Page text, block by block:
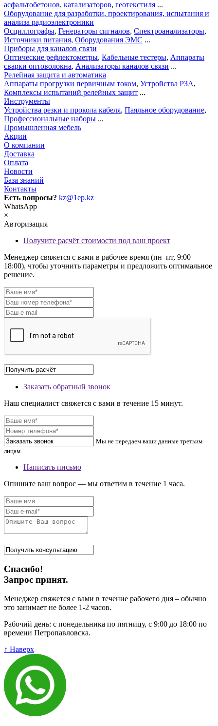
асфальтобетонов, катализаторов, геотекстиля ...
Оборудование для разработки, проектирования, испытания и
анализа радиоэлектроники
Осциллографы, Генераторы сигналов, Спектроанализаторы,
Источники питания, Оборудования ЭМС ...
Приборы для каналов связи
Оптические рефлектометры, Кабельные тестеры, Аппараты
сварки оптоволокна, Анализаторы каналов связи ...
Релейная защита и автоматика
Аппараты прогрузки первичным током, Устройства РЗА,
Комплексы испытаний релейных защит ...
Инструменты
Устройства резки и прокола кабеля, Паяльное оборудование,
Профессиональные наборы ...
Промышленная мебель
Акции
О компании
Доставка
Оплата
Новости
База знаний
Контакты
Есть вопросы? kz@1ep.kz
WhatsApp
×
Авторизация
Получите расчёт стоимости под ваш проект
Менеджер свяжется с вами в рабочее время (пн–пт, 9:00–
18:00), чтобы уточнить параметры и предложить оптимальное
решение.
Заказать обратный звонок
Наш специалист свяжется с вами в течение 15 минут.
Мы не передаем ваши данные третьим
лицам.
Написать письмо
Опишите ваш вопрос — мы ответим в течение 1 часа.
Спасибо!
Запрос принят.
Менеджер свяжется с вами в течение рабочего дня – обычно
это занимает не более 1-2 часов.
Рабочий день: с понедельника по пятницу, с 9:00 до 18:00 по
времени Петропавловска.
↑ Наверх